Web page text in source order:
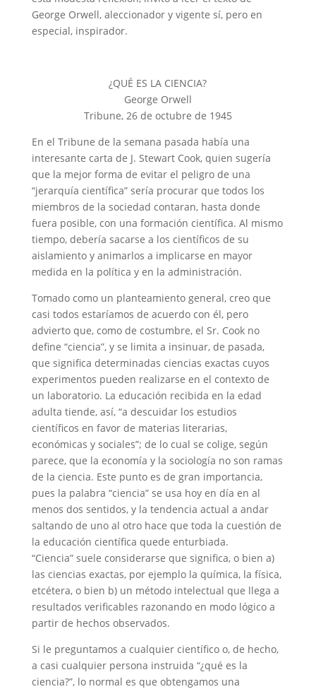
George Orwell, aleccionador y vigente sí, pero en
especial, inspirador.
¿QUÉ ES LA CIENCIA?
George Orwell
Tribune, 26 de octubre de 1945
En el Tribune de la semana pasada había una
interesante carta de J. Stewart Cook, quien sugería
que la mejor forma de evitar el peligro de una
“jerarquía científica” sería procurar que todos los
miembros de la sociedad contaran, hasta donde
fuera posible, con una formación científica. Al mismo
tiempo, debería sacarse a los científicos de su
aislamiento y animarlos a implicarse en mayor
medida en la política y en la administración.
Tomado como un planteamiento general, creo que
casi todos estaríamos de acuerdo con él, pero
advierto que, como de costumbre, el Sr. Cook no
define “ciencia”, y se limita a insinuar, de pasada,
que significa determinadas ciencias exactas cuyos
experimentos pueden realizarse en el contexto de
un laboratorio. La educación recibida en la edad
adulta tiende, así, “a descuidar los estudios
científicos en favor de materias literarias,
económicas y sociales”; de lo cual se colige, según
parece, que la economía y la sociología no son ramas
de la ciencia. Este punto es de gran importancia,
pues la palabra “ciencia” se usa hoy en día en al
menos dos sentidos, y la tendencia actual a andar
saltando de uno al otro hace que toda la cuestión de
la educación científica quede enturbiada.
“Ciencia” suele considerarse que significa, o bien a)
las ciencias exactas, por ejemplo la química, la física,
etcétera, o bien b) un método intelectual que llega a
resultados verificables razonando en modo lógico a
partir de hechos observados.
Si le preguntamos a cualquier científico o, de hecho,
a casi cualquier persona instruida “¿qué es la
ciencia?”, lo normal es que obtengamos una